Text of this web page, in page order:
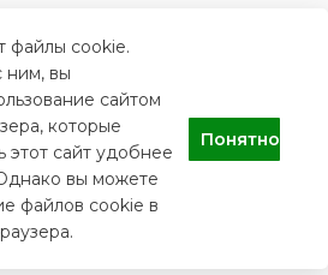
файлы cookie.
ним, вы
сайтом
которые
этот сайт удобнее
вы можете
файлов cookie в
Понятно